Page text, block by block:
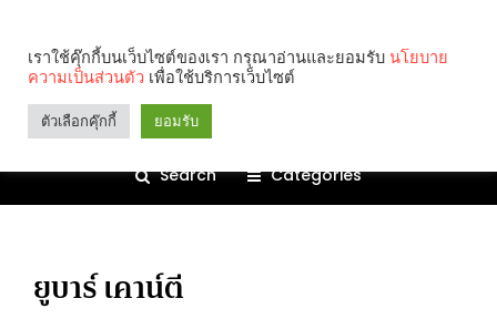
Search Categories
ยูบาร์ เคาน์ตี
เราใช้คุ๊กกี้บนเว็บไซต์ของเรา กรุณาอ่านและยอมรับ นโยบาย
ความเป็นส่วนตัว เพื่อใช้บริการเว็บไซต์
ตัวเลือกคุ๊กกี้ ยอมรับ